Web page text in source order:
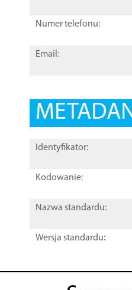
Numer telefonu:
Email:
Identyfikator:
Kodowanie:
Nazwa standardu:
Wersja standardu: